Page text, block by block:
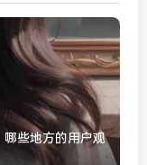
些地方的用户观